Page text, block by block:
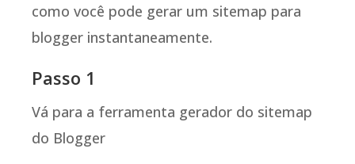
como você pode gerar um sitemap para
blogger instantaneamente.
Passo 1
Vá para a ferramenta gerador do sitemap
do Blogger